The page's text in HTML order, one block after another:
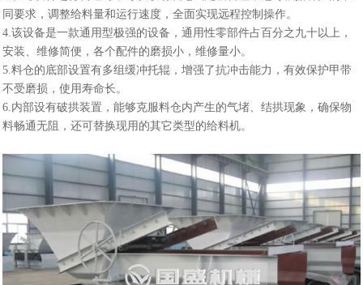
同要求，调整给料量和运行速度，全面实现远程控制操作。
4.该设备是一款通用型极强的设备，通用性零部件占百分之九十以上，
安装、维修简便，各个配件的磨损小，维修量小。
5.料仓的底部设置有多组缓冲托辊，增强了抗冲击能力，有效保护甲带
不受磨损，使用寿命长。
6.内部设有破拱装置，能够克服料仓内产生的气堵、结拱现象，确保物
料畅通无阻，还可替换现用的其它类型的给料机。